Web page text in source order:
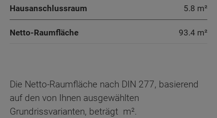
Hausanschlussraum 5.8 m²
Netto-Raumfläche 93.4 m²
Die Netto-Raumfläche nach DIN 277, basierend
auf den von Ihnen ausgewählten
Grundrissvarianten, beträgt m².